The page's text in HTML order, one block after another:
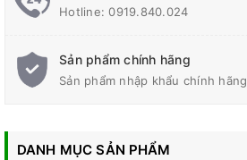
Hotline:0919.840.024
Sản phẩm chính hãng
Sản phẩm nhập khẩu chính hãng
DANH MỤC SẢN PHẨM